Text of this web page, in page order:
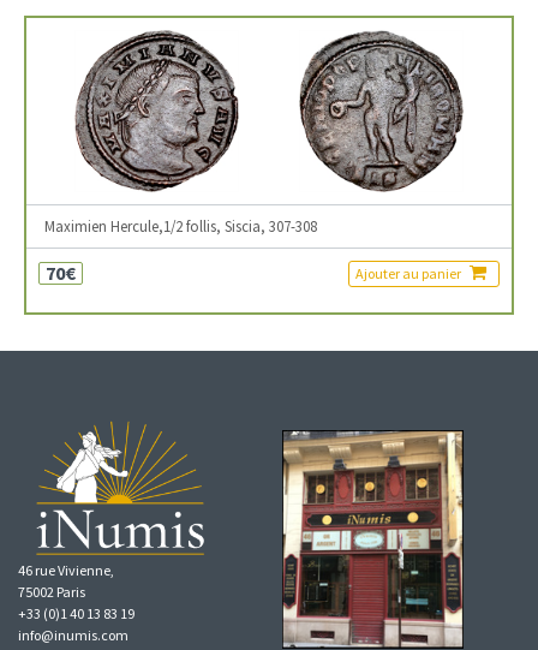
Maximien Hercule,1/2 follis, Siscia, 307-308
70€ Ajouter au panier
46 rue Vivienne,
75002 Paris
+33 (0)1 40 13 83 19
info@inumis.com